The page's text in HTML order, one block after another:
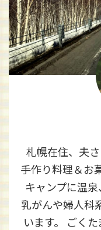
札幌在住、夫
手作り料理＆お
キャンプに温泉
乳がんや婦人科
います。 ごく